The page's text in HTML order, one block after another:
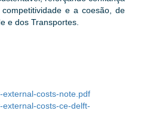
e a coesão, de
e dos Transportes.
costs-note.pdf
costs-ce-delft-